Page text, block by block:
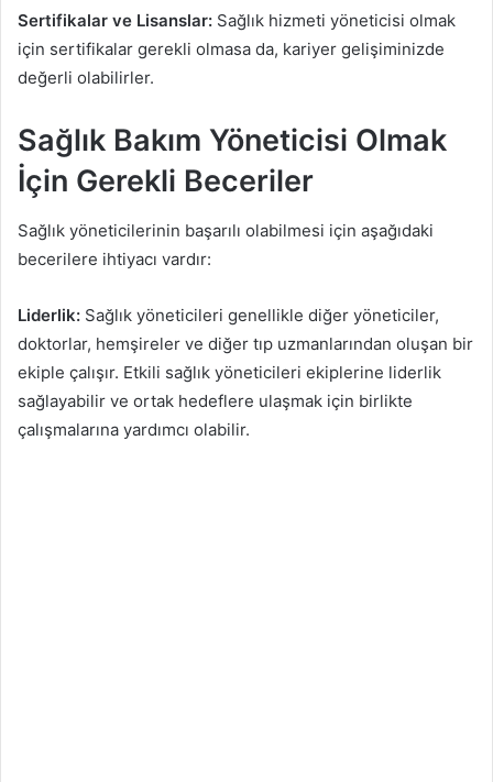
Sertifikalar ve Lisanslar: Sağlık hizmeti yöneticisi olmak
için sertifikalar gerekli olmasa da, kariyer gelişiminizde
değerli olabilirler.
Sağlık Bakım Yöneticisi Olmak
İçin Gerekli Beceriler
Sağlık yöneticilerinin başarılı olabilmesi için aşağıdaki
becerilere ihtiyacı vardır:
Liderlik: Sağlık yöneticileri genellikle diğer yöneticiler,
doktorlar, hemşireler ve diğer tıp uzmanlarından oluşan bir
ekiple çalışır. Etkili sağlık yöneticileri ekiplerine liderlik
sağlayabilir ve ortak hedeflere ulaşmak için birlikte
çalışmalarına yardımcı olabilir.